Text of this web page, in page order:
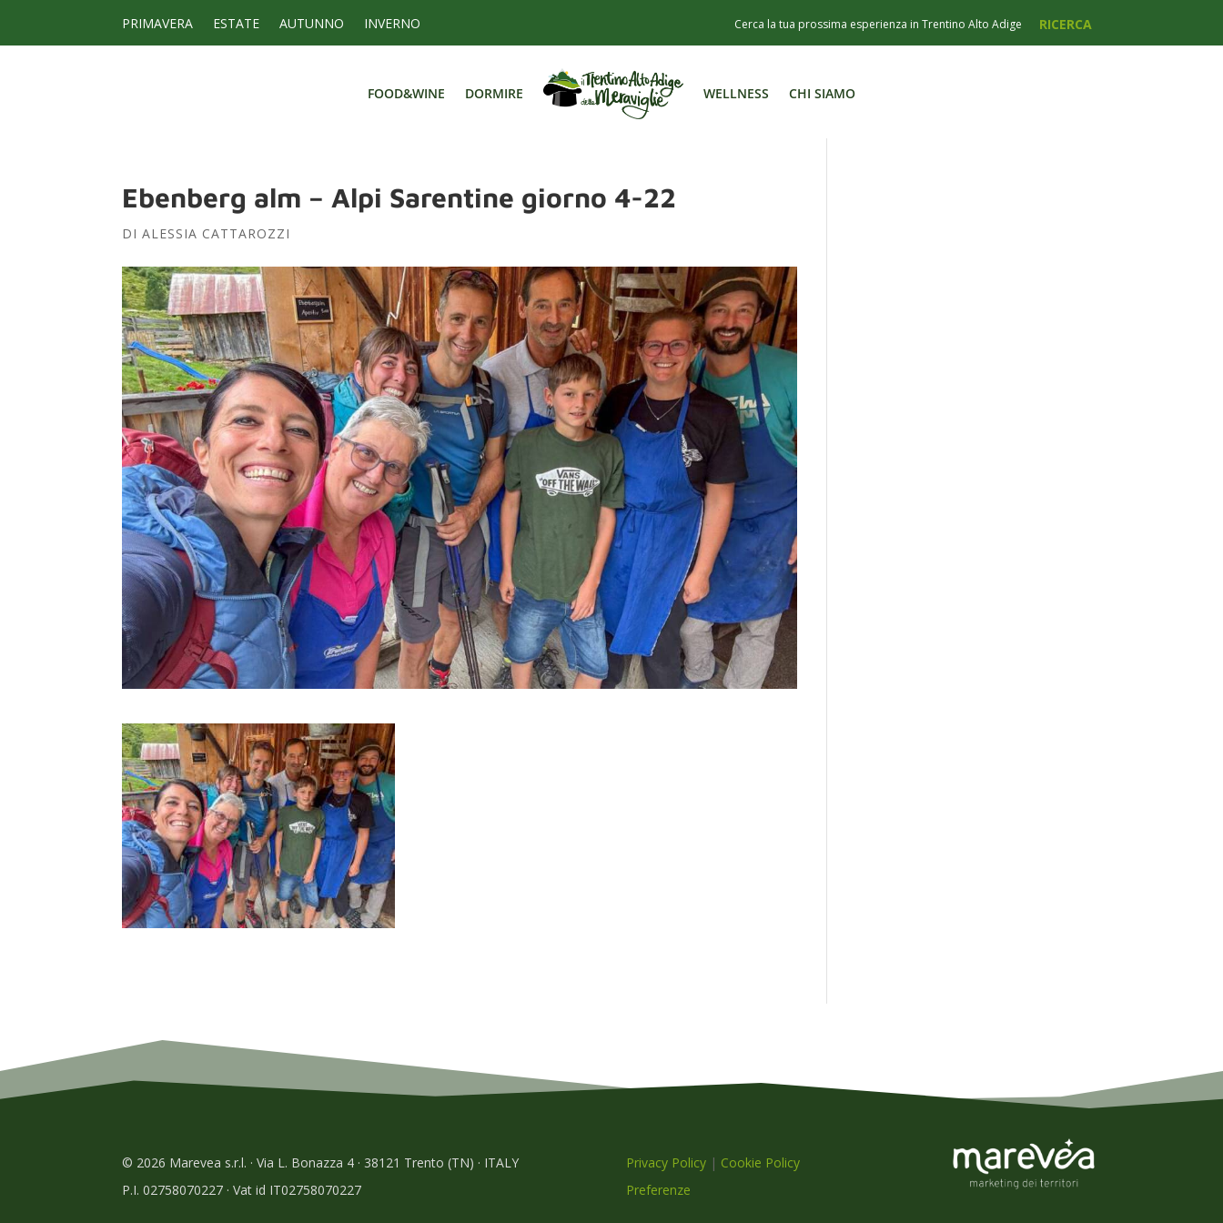
PRIMAVERA ESTATE AUTUNNO INVERNO
FOOD&WINE DORMIRE WELLNESS CHI SIAMO
FOOD&WINE DORMIRE WELLNESS CHI SIAMO
Ebenberg alm – Alpi Sarentine giorno 4-22
DIALESSIA CATTAROZZI
© 2026 Marevea s.r.l. · Via L. Bonazza 4 · 38121 Trento (TN) · ITALY
P.I. 02758070227 · Vat id IT02758070227
Privacy Policy | Cookie Policy
Preferenze